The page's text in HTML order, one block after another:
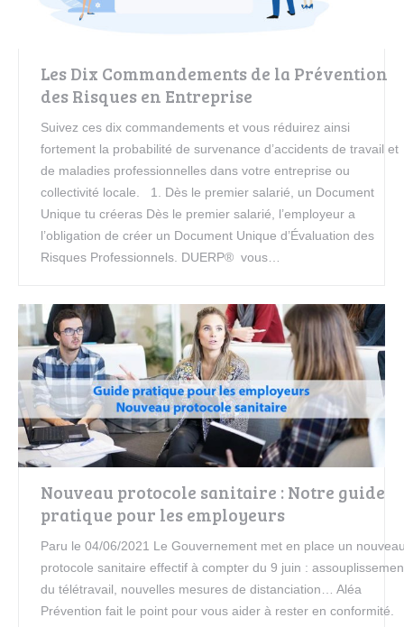
Les Dix Commandements de la Prévention
des Risques en Entreprise
Suivez ces dix commandements et vous réduirez ainsi
fortement la probabilité de survenance d’accidents de travail et
de maladies professionnelles dans votre entreprise ou
collectivité locale. 1. Dès le premier salarié, un Document
Unique tu créeras Dès le premier salarié, l’employeur a
l’obligation de créer un Document Unique d’Évaluation des
Risques Professionnels. DUERP® vous…
Nouveau protocole sanitaire : Notre guide
pratique pour les employeurs
Paru le 04/06/2021 Le Gouvernement met en place un
protocole sanitaire effectif à compter du 9 juin :
du télétravail, nouvelles mesures de distanciation… Aléa
Prévention fait le point pour vous aider à rester en conformité.